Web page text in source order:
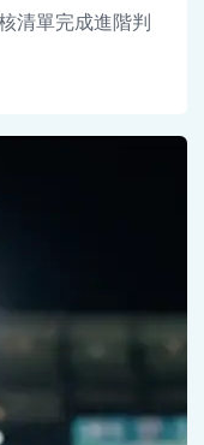
清單完成進階判